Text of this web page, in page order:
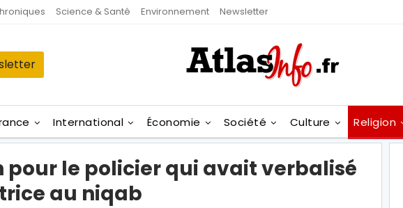
Science & Santé Environnement Newsletter
International Économie Société Culture Religion
pour le policier qui avait verbalisé
au niqab